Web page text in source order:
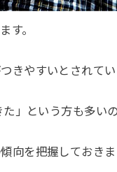
す。
きやすいとされてい
」という方も多い
向を把握しておきま